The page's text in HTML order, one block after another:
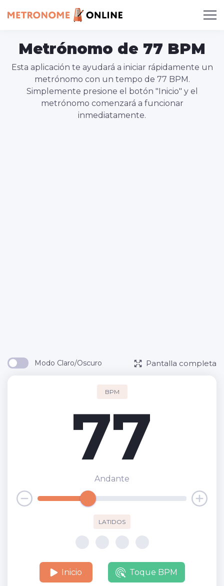
Metrónomo de 77 BPM
Esta aplicación te ayudará a iniciar rápidamente un
metrónomo con un tempo de 77 BPM.
Simplemente presione el botón "Inicio" y el
metrónomo comenzará a funcionar
inmediatamente.
Modo Claro/Oscuro Pantalla completa
BPM
77
Andante
LATIDOS
Inicio Toque BPM